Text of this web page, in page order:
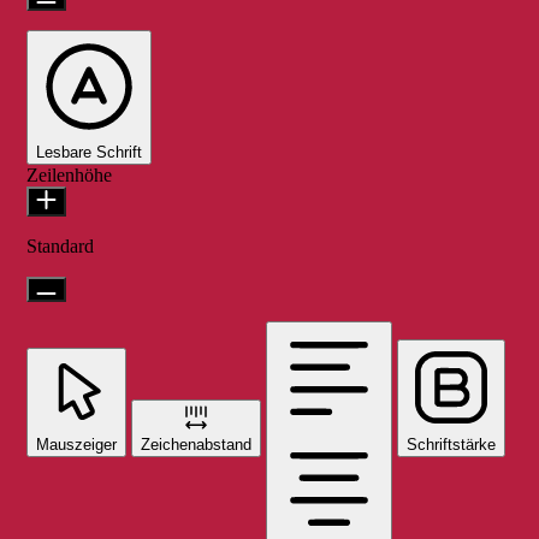
Lesbare Schrift
Zeilenhöhe
Standard
Mauszeiger Zeichenabstand Schriftstärke